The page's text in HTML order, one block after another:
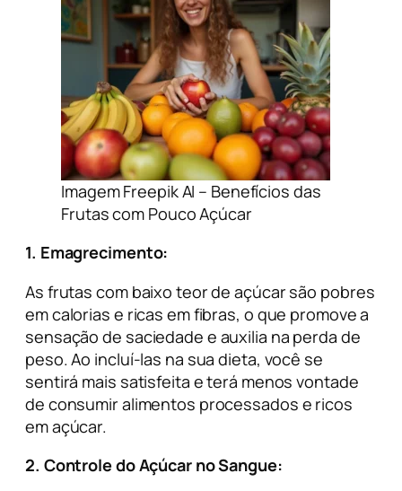
Imagem Freepik AI – Benefícios das
Frutas com Pouco Açúcar
1. Emagrecimento:
As frutas com baixo teor de açúcar são pobres
em calorias e ricas em fibras, o que promove a
sensação de saciedade e auxilia na perda de
peso. Ao incluí-las na sua dieta, você se
sentirá mais satisfeita e terá menos vontade
de consumir alimentos processados e ricos
em açúcar.
2. Controle do Açúcar no Sangue: